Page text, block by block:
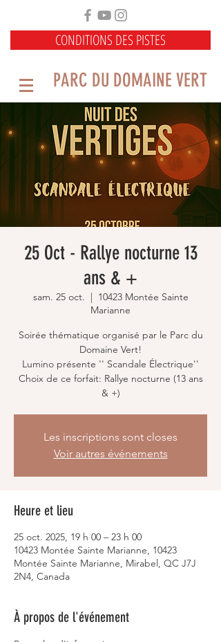
CONDITIONS DES PISTES
PARC DU DOMAINE VERT
25 Oct - Rallye nocturne 13
ans & +
sam. 25 oct.
  |
10423 Montée Sainte
Marianne
Soirée thématique organisé par le Parc du
Domaine Vert!
Lumino présente '' Scandale Électrique''
Choix de ce forfait: Rallye nocturne (13 ans
Les inscriptions sont closes
Voir autres événements
Heure et lieu
25 oct. 2025, 19 h 00 – 23 h 00
10423 Montée Sainte Marianne, 10423
Montée Sainte Marianne, Mirabel, QC J7J
2N4, Canada
À propos de l'événement